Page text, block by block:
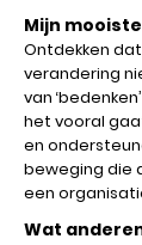
Mijn
Ontdekken
verandering
van
het vooral
en
beweging die
een
Wat